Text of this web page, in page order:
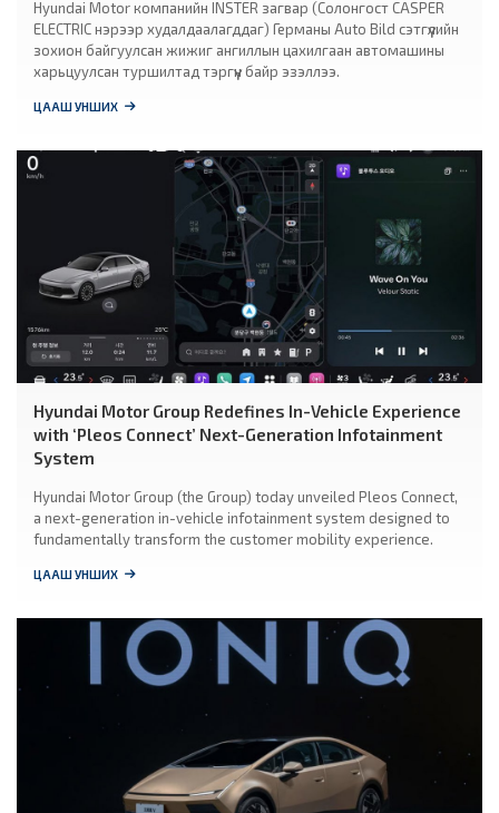
Hyundai Motor компанийн INSTER загвар (Солонгост CASPER
ELECTRIC нэрээр худалдаалагддаг) Германы Auto Bild сэтгүүлийн
зохион байгуулсан жижиг ангиллын цахилгаан автомашины
харьцуулсан туршилтад тэргүүн байр эзэллээ.
ЦААШ УНШИХ
Hyundai Motor Group Redefines In-Vehicle Experience
with ‘Pleos Connect’ Next-Generation Infotainment
System
Hyundai Motor Group (the Group) today unveiled Pleos Connect,
a next-generation in-vehicle infotainment system designed to
fundamentally transform the customer mobility experience.
ЦААШ УНШИХ